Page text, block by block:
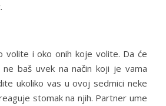
volite i oko onih koje volite. Da će
baš uvek na način koji je vama
ukoliko vas u ovoj sedmici neke
stomak na njih. Partner ume